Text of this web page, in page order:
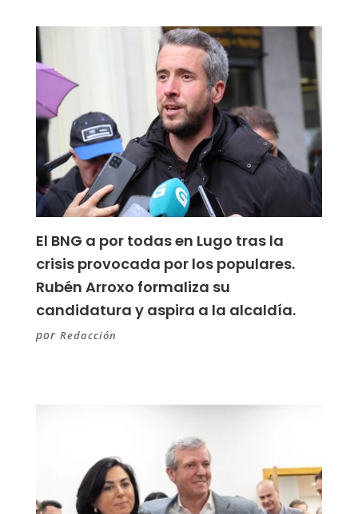
El BNG a por todas en Lugo tras la
crisis provocada por los populares.
Rubén Arroxo formaliza su
candidatura y aspira a la alcaldía.
por Redacción